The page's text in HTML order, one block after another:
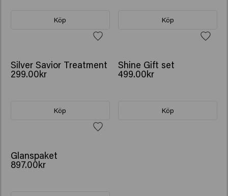
Köp Köp
Silver Savior Treatment
299.00kr
Köp
VÄRDE 707.00KR
Shine Gift set
499.00kr
Köp
GÅVA: VATTENFLASKA
Glanspaket
897.00kr